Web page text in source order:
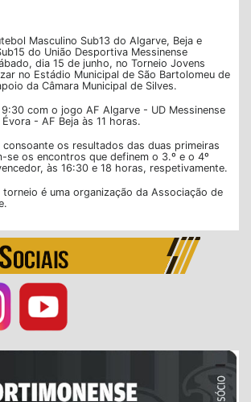
Masculino Sub13 do Algarve, Beja e
do União Desportiva Messinense
dia 15 de junho, no Torneio Jovens
no Estádio Municipal de São Bartolomeu de
da Câmara Municipal de Silves.
com o jogo AF Algarve - UD Messinense
- AF Beja às 11 horas.
os resultados das duas primeiras
se os encontros que definem o 3.º e o 4º
às 16:30 e 18 horas, respetivamente.
torneio é uma organização da Associação de